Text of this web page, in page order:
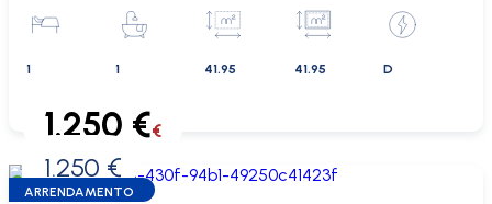
1 1 41.95 41.95 D
0 €
1.250 €€
1.250 €
ARRENDAMENTO